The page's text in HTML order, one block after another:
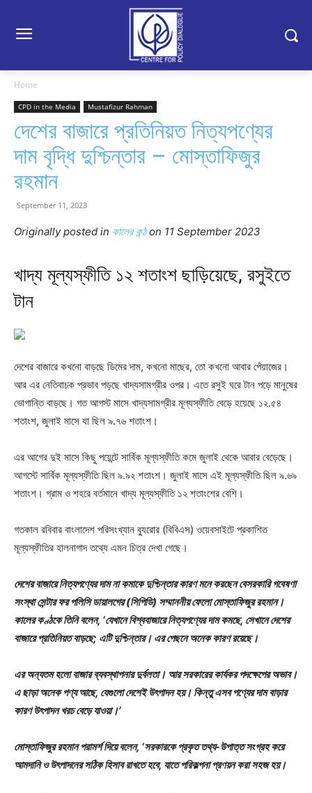
Home
CPD in the Media Mustafizur Rahman
দেশের বাজারে প্রতিনিয়ত নিত্যপণ্যের
দাম বৃদ্ধি দুশ্চিন্তার – মোস্তাফিজুর
রহমান
September 11, 2023
Originally posted in কালের কন্ঠon 11 September 2023
খাদ্য মূল্যস্ফীতি ১২ শতাংশ ছাড়িয়েছে, রসুইতে
টান
দেশের বাজারে কখনো বাড়ছে ডিমের দাম, কখনো মাছের, তো কখনো আবার পেঁয়াজের।
আর এর নেতিবাচক প্রভাব পড়ছে খাদ্যসামগ্রীর ওপর। এতে রসুই ঘরে টান পড়ে মানুষের
ভোগান্তি বাড়ছে। গত আগস্ট মাসে খাদ্যসামগ্রীর মূল্যস্ফীতি বেড়ে হয়েছে ১২.৫৪
শতাংশ, জুলাই মাসে যা ছিল ৯.৭৬ শতাংশ।
এর আগের দুই মাসে কিছু পয়েন্টে সার্বিক মূল্যস্ফীতি কমে জুলাই থেকে আবার বেড়েছে।
আগস্টে সার্বিক মূল্যস্ফীতি ছিল ৯.৯২ শতাংশ। জুলাই মাসে এই মূল্যস্ফীতি ছিল ৯.৬৯
শতাংশ। গ্রাম ও শহরে বর্তমানে খাদ্য মূল্যস্ফীতি ১২ শতাংশের বেশি।
গতকাল রবিবার বাংলাদেশ পরিসংখ্যান ব্যুরোর (বিবিএস) ওয়েবসাইটে প্রকাশিত
মূল্যস্ফীতির হালনাগাদ তথ্যে এমন চিত্র দেখা গেছে।
দেশের বাজারে নিত্যপণ্যের দাম না কমাকে দুশ্চিন্তার কারণ মনে করছেন বেসরকারি গবেষণা
সংস্থা সেন্টার ফর পলিসি ডায়ালগের (সিপিডি) সম্মাননীয় ফেলো মোস্তাফিজুর রহমান।
কালের কণ্ঠকে তিনি বলেন, ‘যেখানে বিশ্ববাজারে নিত্যপণ্যের দাম কমছে, সেখানে দেশের
বাজারে প্রতিনিয়ত বাড়ছে; এটি দুশ্চিন্তার। এর পেছনে অনেক কারণ রয়েছে।
এর অন্যতম হলো বাজার ব্যবস্থাপনার দুর্বলতা। আর সরকারের কার্যকর পদক্ষেপের অভাব।
এ ছাড়া অনেক পণ্য আছে, যেগুলো দেশেই উৎপাদন হয়। কিন্তু এসব পণ্যের দাম বাড়ার
কারণ উৎপাদন খরচ বেড়ে যাওয়া।’
মোস্তাফিজুর রহমান পরামর্শ দিয়ে বলেন, ‘সরকারকে প্রকৃত তথ্য-উপাত্ত সংগ্রহ করে
আমদানি ও উৎপাদনের সঠিক হিসাব রাখতে হবে, যাতে পরিকল্পনা প্রণয়ন করা সহজ হয়।